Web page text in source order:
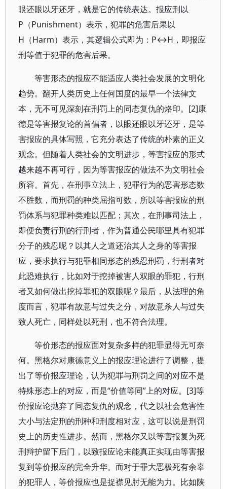
眼还眼以牙还牙，就是它的传统表达。报应刑以
P（Punishment）表示，犯罪的危害后果以
H（Harm）表示，其逻辑公式即为：P↔H，即报应
刑等值于犯罪的危害后果。
等害形态的报应不能适应人类社会发展的文明化
趋势。翻开人类历史上任何国度的最早一个法律文
本，无不可见深刻在刑罚上的同态复仇的烙印。[2]康
德是等害报复论的首倡者，以眼还眼以牙还牙，是等
害报应的具体写照，它充分表达了传统的朴素的正义
观念。但随着人类社会的文明进步，等害报应的形式
越来越不再可行，因为等害报应的做法不为文明社会
所容。首先，在刑事立法上，犯罪行为的恶害形态数
不胜数，而刑罚的种类屈指可数，所以等害报应的刑
罚体系与犯罪种类难以匹配；其次，在刑事司法上，
即便负责行刑的行刑者，作为普通公民哪里具有犯罪
分子的残忍呢？以其人之道还治其人之身的等害报
应，要求执行与犯罪相同形态的残忍刑罚，行刑者对
此恐难执行，比如对于挖掉被害人双眼的罪犯，行刑
者又如何做出挖掉罪犯的双眼呢？最后，从法理的角
度而言，犯罪有故意与过失之分，对故意杀人与过失
致人死亡，同样处以死刑，也不符合法理。
等价形态的报应面对复杂多样的犯罪显得无可奈
何。黑格尔对康德意义上的报应理论进行了调整，提
出了等价报应理论，认为犯罪与刑罚之间的对应不是
特殊形态上的对应，而是“价值等同”上的对应。[3]等
价报应论抛弃了同态复仇的观念，代之以社会危害性
大小与法定刑的刑种和刑度相对应，这可以说是刑罚
史上的历史性进步。然而，黑格尔又以等害报复为死
刑辩护留下后门，以致报应论未能真正实现由等害报
复到等价报应的完全升华。而对于罪大恶极死有余辜
的犯罪人，等价报应也是捉襟见肘无能为力。比如陕